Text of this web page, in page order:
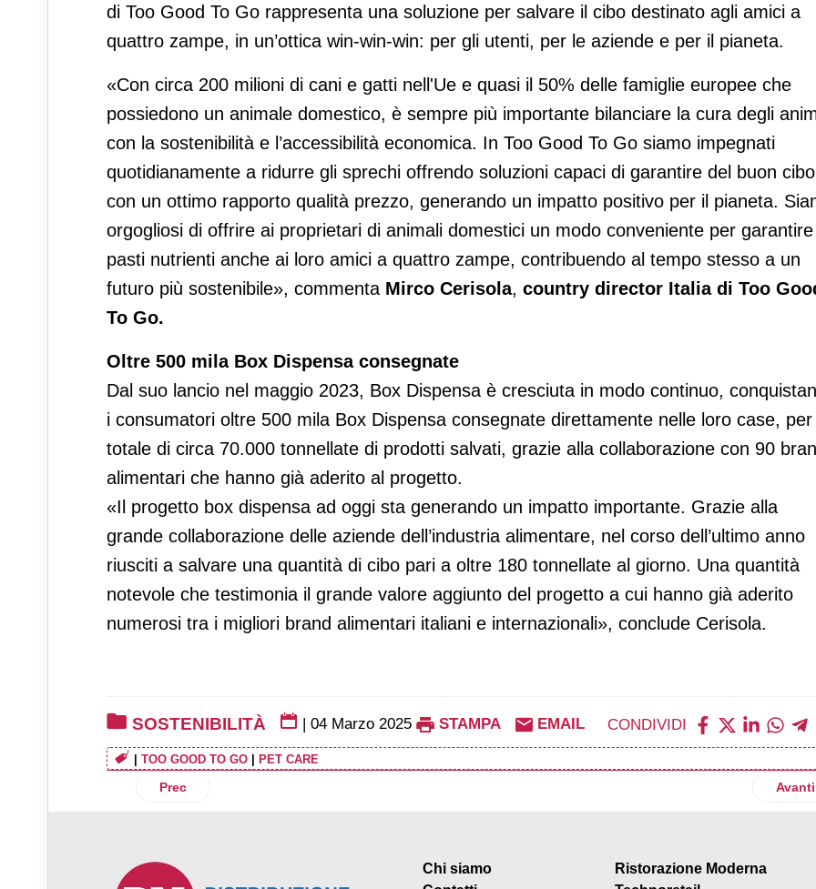
di Too Good To Go rappresenta una soluzione per salvare il cibo destinato agli amici a
quattro zampe, in un’ottica win-win-win: per gli utenti, per le aziende e per il pianeta.
«Con circa 200 milioni di cani e gatti nell'Ue e quasi il 50% delle famiglie europee che
possiedono un animale domestico, è sempre più importante bilanciare la cura degli
con la sostenibilità e l’accessibilità economica. In Too Good To Go siamo impegnati
quotidianamente a ridurre gli sprechi offrendo soluzioni capaci di garantire del buon cibo
con un ottimo rapporto qualità prezzo, generando un impatto positivo per il pianeta.
orgogliosi di offrire ai proprietari di animali domestici un modo conveniente per garantire
pasti nutrienti anche ai loro amici a quattro zampe, contribuendo al tempo stesso a un
futuro più sostenibile», commenta Mirco Cerisola, country director Italia di Too
To Go.
Oltre 500 mila Box Dispensa consegnate
Dal suo lancio nel maggio 2023, Box Dispensa è cresciuta in modo continuo,
i consumatori oltre 500 mila Box Dispensa consegnate direttamente nelle loro case, per
totale di circa 70.000 tonnellate di prodotti salvati, grazie alla collaborazione con 90
alimentari che hanno già aderito al progetto.
«Il progetto box dispensa ad oggi sta generando un impatto importante. Grazie alla
grande collaborazione delle aziende dell’industria alimentare, nel corso dell’ultimo anno
riusciti a salvare una quantità di cibo pari a oltre 180 tonnellate al giorno. Una quantità
notevole che testimonia il grande valore aggiunto del progetto a cui hanno già aderito
numerosi tra i migliori brand alimentari italiani e internazionali», conclude Cerisola.
SOSTENIBILITÀ 04 Marzo 2025 STAMPA EMAIL CONDIVIDI
| TOO GOOD TO GO | PET CARE
Articolo precedente: Mars investe 27 milioni per soluzioni agricole green nel lattiero-caseario
Prec Avanti
Chi siamo
Ristorazione Moderna